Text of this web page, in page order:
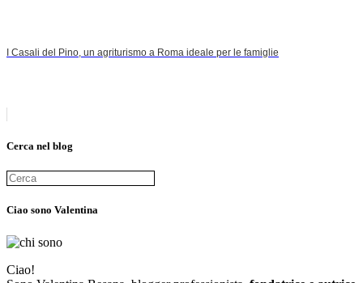
I Casali del Pino, un agriturismo a Roma ideale per le famiglie
Cerca nel blog
Ciao sono Valentina
Ciao!